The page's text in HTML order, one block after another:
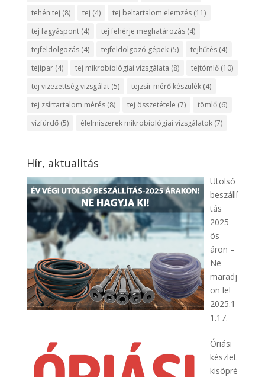
tehén tej (8) tej (4) tej beltartalom elemzés(11)
tej fagyáspont(4) tej fehérje meghatározás(4)
tejfeldolgozás(4) tejfeldolgozó gépek(5) tejhűtés(4)
tejipar(4) tej mikrobiológiai vizsgálata (8) tejtömlő(10)
tej vizezettség vizsgálat(5) tejzsír mérő készülék(4)
tej zsírtartalom mérés(8) tej összetétele (7) tömlő(6)
vízfürdő(5) élelmiszerek mikrobiológiai vizsgálatok(7)
Hír, aktualitás
Utolsó
beszállí
tás
2025-
ös
áron –
Ne
maradj
on le!
2025.1
1.17.
Óriási
készlet
kisöpré